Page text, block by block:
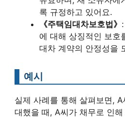
록 규정하고 있어요.
《주택임대차보호법》
에 대해 상징적인 보호
대차 계약의 안정성을
예시
실제 사례를 통해 살펴보면,
대했을 때, A씨가 채무로 인